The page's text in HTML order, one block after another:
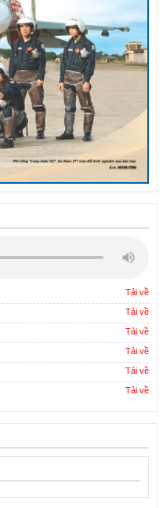
Tải về
Tải về
Tải về
Tải về
Tải về
Tải về